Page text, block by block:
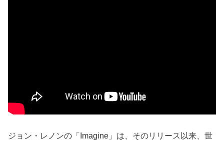
ジョン・レノンの「Imagine」は、そのリリース以来、世